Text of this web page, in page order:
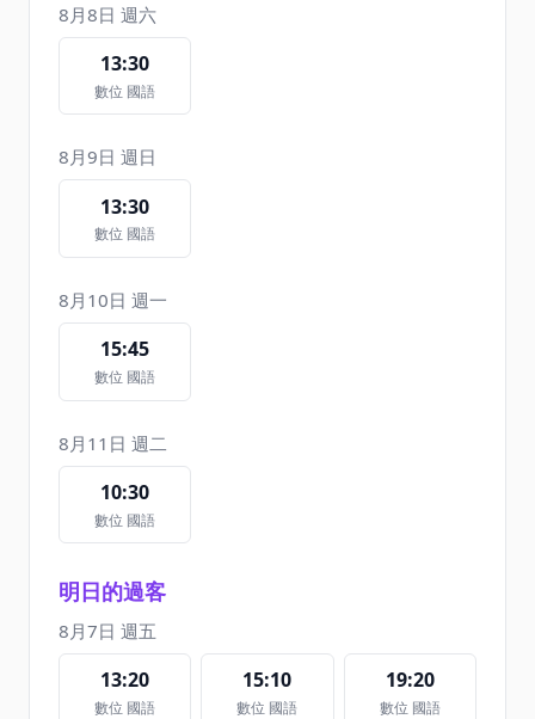
8月8日 週六
13:30
數位 國語
8月9日 週日
13:30
數位 國語
8月10日 週一
15:45
數位 國語
8月11日 週二
10:30
數位 國語
明日的過客
8月7日 週五
13:20
數位 國語
15:10
數位 國語
19:20
數位 國語